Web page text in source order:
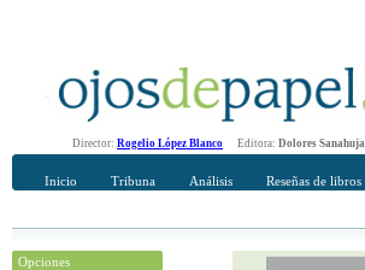
Director: Rogelio López Blanco Editora: Dolores Sanahuja
Inicio Tribuna Análisis Reseñas de libros
Opciones
Recomendar